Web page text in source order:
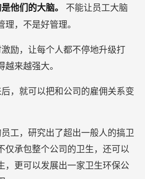
他们的大脑。 不能让员工大脑
，不是好管理。
励，让每个人都不停地升级打
来越强大。
，就可以把和公司的雇佣关系变
工，研究出了超出一般人的搞卫
仅承包整个公司的卫生，还可以
，更可以发展出一家卫生环保公